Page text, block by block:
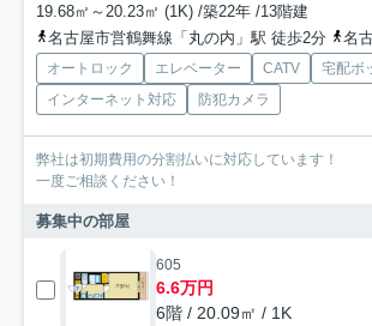
19.68㎡～20.23㎡ (1K) /築22年 /13階建
名古屋市営鶴舞線「丸の内」駅 徒歩2分
名古屋
オートロック エレベーター CATV
宅配ボ
インターネット対応
防犯カメラ
弊社は初期費用の分割払いに対応しています！
一度ご相談ください！
募集中の部屋
605
6.6万円
6階 / 20.09㎡ / 1K